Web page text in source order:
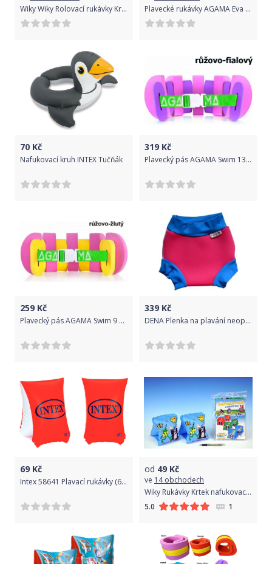
Wiky Wiky Rolovací rukávky Krtek 18x17cm
Plavecké rukávky AGAMA Eva dětské - modré
70 Kč
Nafukovací kruh INTEX Tučňák
319 Kč
Plavecký pás AGAMA Swim 13 dílů - růžovo-fialový
259 Kč
Plavecký pás AGAMA Swim 9 dílů - růžovo-žlutý
339 Kč
DENA Plenka na plavání neoprenová, růžovo-modrá, modro-zelená, XXL
69 Kč
Intex 58641 Plavací rukávky (6-12 let)
od 49 Kč
ve 14 obchodech
Wiky Rukávky Krtek nafukovací 23x15cm asst 3 barvy v sáčku 3-6 let
5.0
1